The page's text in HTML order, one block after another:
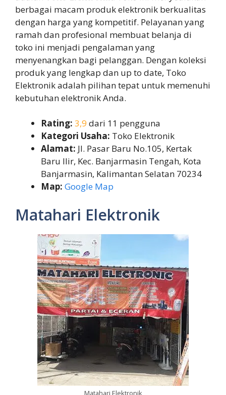
berbagai macam produk elektronik berkualitas
dengan harga yang kompetitif. Pelayanan yang
ramah dan profesional membuat belanja di
toko ini menjadi pengalaman yang
menyenangkan bagi pelanggan. Dengan koleksi
produk yang lengkap dan up to date, Toko
Elektronik adalah pilihan tepat untuk memenuhi
kebutuhan elektronik Anda.
Rating: 3,9 dari 11 pengguna
Kategori Usaha: Toko Elektronik
Alamat: Jl. Pasar Baru No.105, Kertak
Baru Ilir, Kec. Banjarmasin Tengah, Kota
Banjarmasin, Kalimantan Selatan 70234
Map: Google Map
Matahari Elektronik
Matahari Elektronik